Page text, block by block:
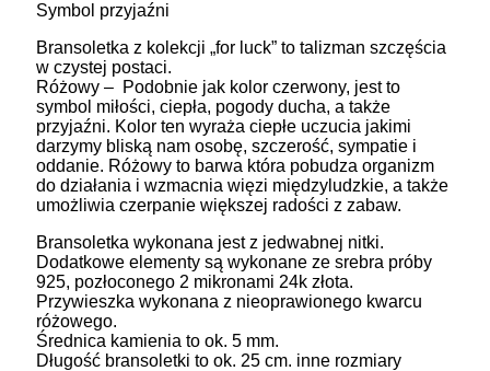
Symbol przyjaźni
Bransoletka z kolekcji „for luck” to talizman szczęścia
w czystej postaci.
Różowy – Podobnie jak kolor czerwony, jest to
symbol miłości, ciepła, pogody ducha, a także
przyjaźni. Kolor ten wyraża ciepłe uczucia jakimi
darzymy bliską nam osobę, szczerość, sympatie i
oddanie. Różowy to barwa która pobudza organizm
do działania i wzmacnia więzi międzyludzkie, a także
umożliwia czerpanie większej radości z zabaw.
Bransoletka wykonana jest z jedwabnej nitki.
Dodatkowe elementy są wykonane ze srebra próby
925, pozłoconego 2 mikronami 24k złota.
Przywieszka wykonana z nieoprawionego kwarcu
różowego.
Średnica kamienia to ok. 5 mm.
Długość bransoletki to ok. 25 cm. inne rozmiary